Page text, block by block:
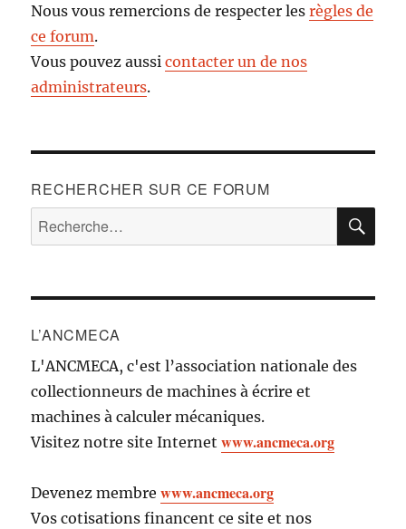
Nous vous remercions de respecter lesrègles de
ce forum.
Vous pouvez aussicontacter un de nos
administrateurs.
RECHERCHER SUR CE FORUM
Recherche
pour :
L’ANCMECA
L'ANCMECA, c'est l’association nationale des
collectionneurs de machines à écrire et
machines à calculer mécaniques.
Visitez notre site Internetwww.ancmeca.org
Devenez membrewww.ancmeca.org
Vos cotisations financent ce site et nos